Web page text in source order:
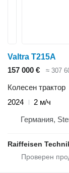
Valtra T215A
157 000 €
≈ 307
Колесен трактор
2024
2 м/ч
Германия,
Raiffeisen